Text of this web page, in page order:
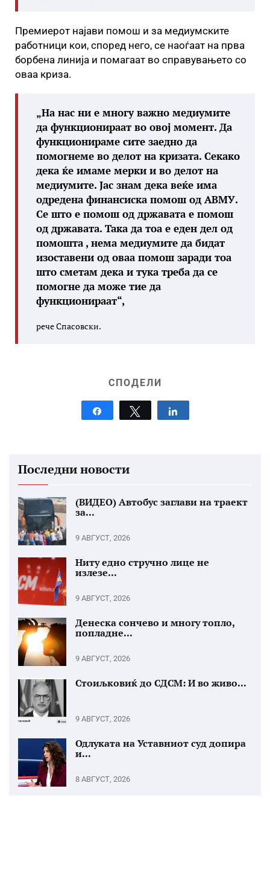
Премиерот најави помош и за медиумските
работници кои, според него, се наоѓаат на прва
борбена линија и помагаат во справувањето со
оваа криза.
„На нас ни е многу важно медиумите
да функционираат во овој момент. Да
функционираме сите заедно да
помогнеме во делот на кризата. Секако
дека ќе имаме мерки и во делот на
медиумите. Јас знам дека веќе има
одредена финансиска помош од АВМУ.
Се што е помош од државата е помош
од државата. Така да тоа е еден дел од
помошта , нема медиумите да бидат
изоставени од оваа помош заради тоа
што сметам дека и тука треба да се
помогне да може тие да
функционираат“,
рече Спасовски.
СПОДЕЛИ
Tweet
Последни новости
(ВИДЕО) Автобус заглави на траект
за...
9 АВГУСТ, 2026
Ниту едно стручно лице не
излезе...
9 АВГУСТ, 2026
Денеска сончево и многу топло,
попладне...
9 АВГУСТ, 2026
Стоиљковиќ до СДСМ: И во живо...
9 АВГУСТ, 2026
Одлуката на Уставниот суд допира
и...
8 АВГУСТ, 2026